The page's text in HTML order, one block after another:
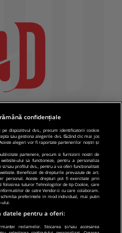
confidențiale
dispozitivul dvs., precum identificatorii cookie
sau gestiona alegerile dvs. făcând clic mai jos
alegeri vor fi raportate partenerilor noștri și
partenere, precum si furnizorii nostri de
ului sa functioneze, pentru a personaliza
sau profilul dvs., pentru a va oferi functionalitati
Beneficiati de drepturile prevazute de art.
personal. Aceste drepturi pot fi exercitate prin
folosirea tuturor Tehnologiilor de tip Cookie, care
de catre Vendor-ii cu care colaboram.
schimba preferintele in mod individual, mai putin
ului.
pentru a oferi:
reclamelor. Stocarea și/sau accesarea